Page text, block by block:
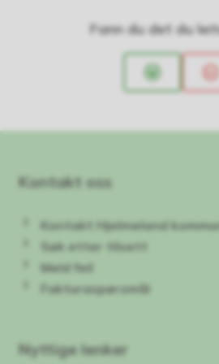
Fann du det du
Ja
Kontakt oss
Kontakt Hjelmeland
Søk etter tilsett
Meld feil
Fakturaspørsmål
Nyttige lenker